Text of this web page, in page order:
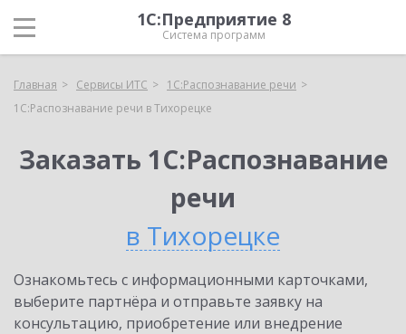
1С:Предприятие 8
Система программ
Главная Сервисы ИТС
1С:Распознавание речи
1С:Распознавание речи в Тихорецке
Заказать 1С:Распознавание
речи
в Тихорецке
Ознакомьтесь с информационными карточками,
выберите партнёра и отправьте заявку на
консультацию, приобретение или внедрение